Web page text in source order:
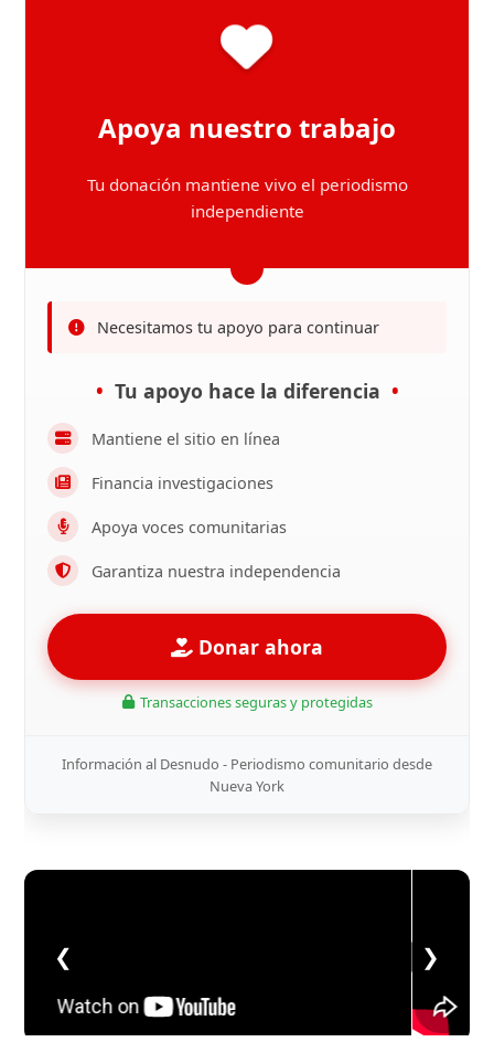
Apoya nuestro trabajo
Tu donación mantiene vivo el periodismo
independiente
Necesitamos tu apoyo para continuar
Tu apoyo hace la diferencia
Mantiene el sitio en línea
Financia investigaciones
Apoya voces comunitarias
Garantiza nuestra independencia
Donar ahora
Transacciones seguras y protegidas
Información al Desnudo - Periodismo comunitario desde
Nueva York
❮ ❯